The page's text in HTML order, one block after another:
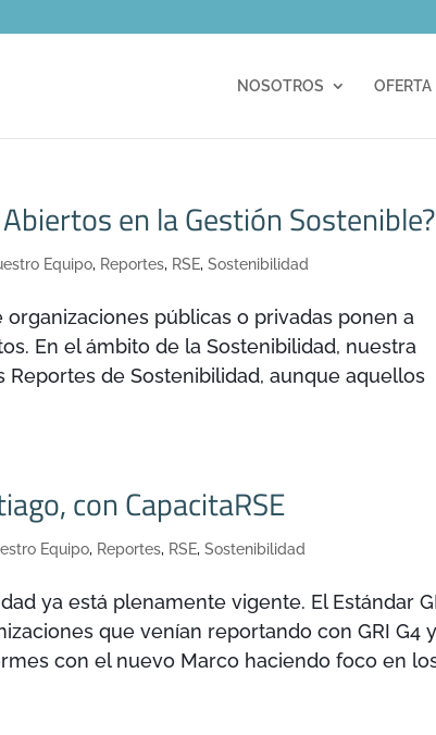
NOSOTROS
en la Gestión Sostenible?
Equipo, Reportes, RSE,Sostenibilidad
públicas o privadas ponen a
En el ámbito de la Sostenibilidad, nuestra
de Sostenibilidad, aunque aquellos
con CapacitaRSE
Equipo, Reportes, RSE,Sostenibilidad
ya está plenamente vigente. El Estándar
que venían reportando con GRI G4
con el nuevo Marco haciendo foco en